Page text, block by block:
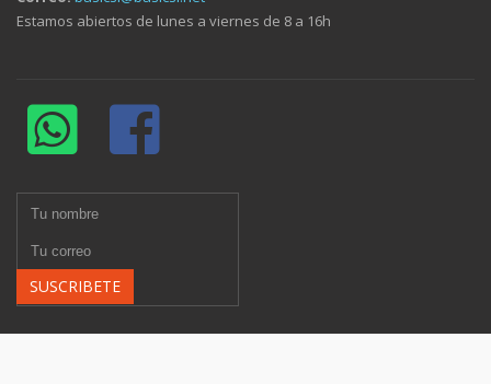
Estamos abiertos de lunes a viernes de 8 a 16h
SUSCRIBETE